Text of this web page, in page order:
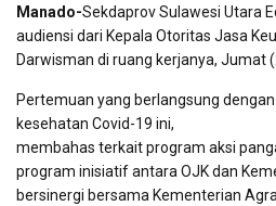
Manado-Sekdaprov Sulawesi Utara
audiensi dari Kepala Otoritas Jasa
Darwisman di ruang kerjanya, Jumat
Pertemuan yang berlangsung
kesehatan Covid-19 ini,
membahas terkait program aksi
program inisiatif antara OJK dan
bersinergi bersama Kementerian